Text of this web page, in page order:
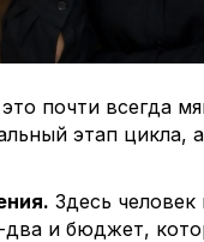
почти всегда
этап цикла,
Здесь
два и бюджет,